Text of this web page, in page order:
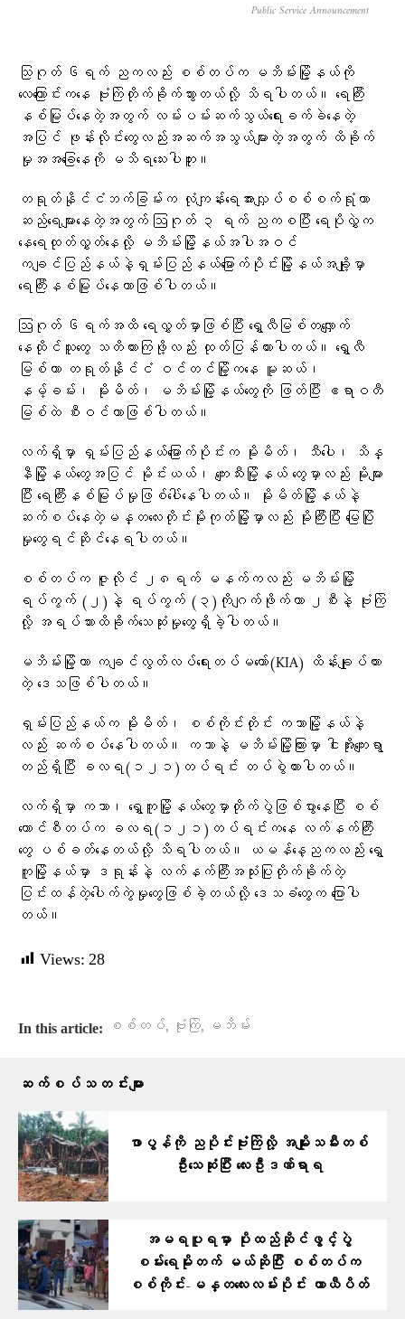
Public Service Announcement
သြဂုတ် ၆ရက် ညကလည်း စစ်တပ်က မဘိမ်းမြို့နယ်ကို
လေကြောင်းကနေ ဗုံးကြဲတိုက်ခိုက်သွားတယ်လို့ သိရပါတယ်။ ရေကြီး
နစ်မြုပ်နေတဲ့အတွက် လမ်းပမ်းဆက်သွယ်ရေးခက်ခဲနေတဲ့
အပြင် ဖုန်းလိုင်းတွေလည်းအဆက်အသွယ်များတဲ့အတွက် ထိခိုက်
မှုအအခြေနေကို မသိရသေးပါဘူး။
တရုတ်နိုင်ငံဘက်ခြမ်းက လုံကျန်းရေအားလျှပ်စစ်စက်ရုံဟာ
ဆည်ရေများနေတဲ့အတွက် ဩဂုတ် ၃ ရက် ညကစပြီး ရေပိုလွှဲက‌
နေရေထုတ်လွှတ်နေလို့ မဘိမ်းမြို့နယ်အပါအဝင်
ကချင်ပြည်နယ်နဲ့ရှမ်းပြည်နယ်မြောက်ပိုင်းမြို့နယ်အချို့မှာ
ရေကြီးနစ်မြုပ်နေတာဖြစ်ပါတယ်။
ဩဂုတ် ၆ရက်အထိ ရေလွှတ်မှာဖြစ်ပြီး ရွှေလီမြစ်တလျှောက်
နေထိုင်သူတွေ သတိထားကြဖို့လည်း ထုတ်ပြန်ထားပါတယ်။ ရွှေလီ
မြစ်ဟာ တရုတ်နိုင်ငံ ဝင်တင်မြို့ကနေ မူဆယ်၊
နမ့်ခမ်း၊ မိုးမိတ်၊ မဘိမ်းမြို့နယ်တွေကို ဖြတ်ပြီး ဧရာဝတီ
မြစ်ထဲ စီးဝင်တာဖြစ်ပါတယ်။
လက်ရှိမှာ ရှမ်းပြည်နယ်မြောက်ပိုင်းက မိုးမိတ်၊ သီပေါ၊ သိန္
နီမြို့နယ်တွေအပြင် မိုင်းယယ်၊ ကျေးသီးမြို့နယ်‌ တွေမှာလည်း မိုးများ
ပြီး ရေကြီးနစ်မြုပ်မှုဖြစ်ပေါ်နေပါတယ်။ မိုးမိတ်မြို့နယ်နဲ့
ဆက်စပ်နေတဲ့မန္တလေးတိုင်းမိုးကုတ်မြို့မှာလည်း မိုးကြီးပြီး မြေပြို
မှုတွေရင်ဆိုင်နေရပါတယ်။
စစ်တပ်က ဇူလိုင် ၂၈ရက် မနက်ကလည်း မဘိမ်းမြို့
ရပ်ကွက် (၂)နဲ့ ရပ်ကွက် (၃)ကိုဂျက်ဖိုက်တာ ၂စီးနဲ့ ဗုံးကြဲ
လို့ အရပ်သားထိခိုက်သေဆုံးမှုတွေရှိခဲ့ပါတယ်။
မဘိမ်းမြို့ဟာ ကချင်လွတ်လပ်ရေးတပ်မတော်(KIA) ထိန်းချုပ်ထား
တဲ့ ဒေသဖြစ်ပါတယ်။
ရှမ်းပြည်နယ်က မိုးမိတ်၊ စစ်ကိုင်းတိုင်း ကသာမြို့နယ်နဲ့
လည်း ဆက်စပ်နေပါတယ်။ ကသာနဲ့ မဘိမ်းမြို့ကြားမှာ ငါးအိုးကျေးရွာ
တည်ရှိပြီး ခလရ(၁၂၁)တပ်ရင်း တပ်စွဲထားပါတယ်။
လက်ရှိမှာ ကသာ၊ ရွှေကူမြို့နယ်တွေမှာတိုက်ပွဲဖြစ်ပွားနေပြီး စစ်
ကောင်စီတပ်က ခလရ(‌၁၂၁)တပ်ရင်းကနေ လက်နက်ကြီး
တွေ ပစ်ခတ်နေတယ်လို့ သိရပါတယ်။ ယမန်နေ့ညကလည်း ရွှေ
ကူမြို့နယ်မှာ ဒရုန်းနဲ့ လက်နက်ကြီးအသုံးပြုတိုက်ခိုက်တဲ့
ပြင်းထန်တဲ့ပေါက်ကွဲမှုတွေဖြစ်ခဲ့တယ်လို့ ဒေသခံတွေက ပြောပါ
တယ်။
Views: 28
In this article: စစ်တပ်, ဗုံးကြဲ, မဘိမ်း
ဆက်စပ်သတင်းများ
ဖာပွန်ကို ညပိုင်းဗုံးကြဲလို့ အမျိုးသမီးတစ်
ဦးသေဆုံးပြီး လေးဦးဒဏ်ရာရ
အမရပူရမှာ ပိုးထည်ဆိုင်ဖွင့်ပွဲ
စမ်းရေမိုးတက် မယ်ဆိုပြီး စစ်တပ်က
စစ်ကိုင်း-မန္တလေးလမ်းပိုင်း ယာယီပိတ်